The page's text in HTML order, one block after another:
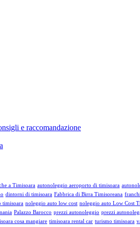
e raccomandazione
a Timisoara autonoleggio aeroporto di timisoara
dintorni di timisoara Fabbrica di Birra Timisoreana
timisoara noleggio auto low cost noleggio auto Low Cost
Palazzo Barocco prezzi autonoleggio prezzi
cosa mangiare timisoara rental car turismo timisoara